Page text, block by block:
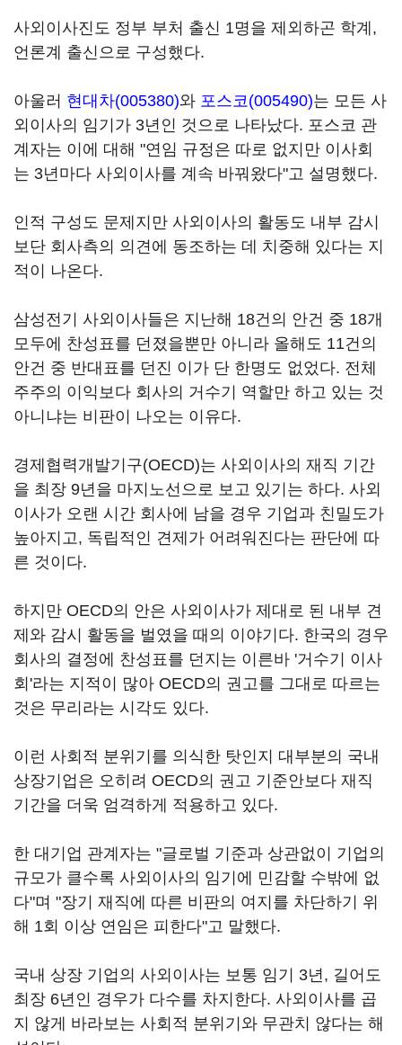
사외이사진도 정부 부처 출신 1명을 제외하곤 학계,
언론계 출신으로 구성했다.
아울러 현대차(005380)와 포스코(005490)는 모든 사
외이사의 임기가 3년인 것으로 나타났다. 포스코 관
계자는 이에 대해 "연임 규정은 따로 없지만 이사회
는 3년마다 사외이사를 계속 바꿔왔다"고 설명했다.
인적 구성도 문제지만 사외이사의 활동도 내부 감시
보단 회사측의 의견에 동조하는 데 치중해 있다는 지
적이 나온다.
삼성전기 사외이사들은 지난해 18건의 안건 중 18개
모두에 찬성표를 던졌을뿐만 아니라 올해도 11건의
안건 중 반대표를 던진 이가 단 한명도 없었다. 전체
주주의 이익보다 회사의 거수기 역할만 하고 있는 것
아니냐는 비판이 나오는 이유다.
경제협력개발기구(OECD)는 사외이사의 재직 기간
을 최장 9년을 마지노선으로 보고 있기는 하다. 사외
이사가 오랜 시간 회사에 남을 경우 기업과 친밀도가
높아지고, 독립적인 견제가 어려워진다는 판단에 따
른 것이다.
하지만 OECD의 안은 사외이사가 제대로 된 내부 견
제와 감시 활동을 벌였을 때의 이야기다. 한국의 경우
회사의 결정에 찬성표를 던지는 이른바 '거수기 이사
회'라는 지적이 많아 OECD의 권고를 그대로 따르는
것은 무리라는 시각도 있다.
이런 사회적 분위기를 의식한 탓인지 대부분의 국내
상장기업은 오히려 OECD의 권고 기준안보다 재직
기간을 더욱 엄격하게 적용하고 있다.
한 대기업 관계자는 "글로벌 기준과 상관없이 기업의
규모가 클수록 사외이사의 임기에 민감할 수밖에 없
다"며 "장기 재직에 따른 비판의 여지를 차단하기 위
해 1회 이상 연임은 피한다"고 말했다.
국내 상장 기업의 사외이사는 보통 임기 3년, 길어도
최장 6년인 경우가 다수를 차지한다. 사외이사를 곱
지 않게 바라보는 사회적 분위기와 무관치 않다는 해